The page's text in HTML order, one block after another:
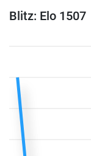
Blitz: Elo 1507